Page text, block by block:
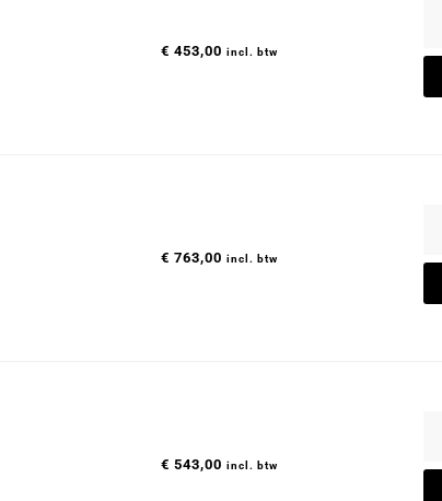
€ 453,00 incl. btw
€ 763,00 incl. btw
€ 543,00 incl. btw